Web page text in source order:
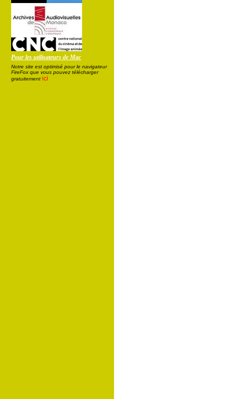
Pour les utilisateurs de Mac
Notre site est optimisé pour le navigateur
FireFox que vous pouvez télécharger
gratuitement ici